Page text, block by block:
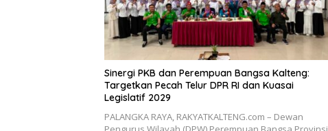
Sinergi PKB dan Perempuan Bangsa Kalteng:
Targetkan Pecah Telur DPR RI dan Kuasai
Legislatif 2029
PALANGKA RAYA, RAKYATKALTENG.com – Dewan